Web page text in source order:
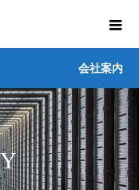
会社案内